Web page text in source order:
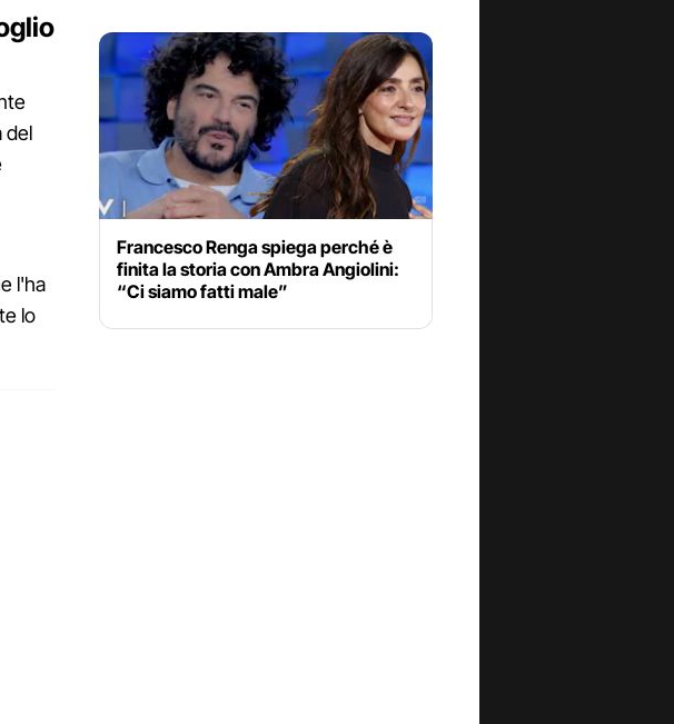
del
l'ha
lo
Francesco Renga spiega perché è
finita la storia con Ambra Angiolini:
“Ci siamo fatti male”